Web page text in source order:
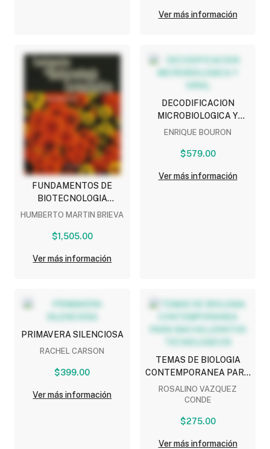
Ver más información
FUNDAMENTOS DE
BIOTECNOLOGIA
FARMACEUTICA
HUMBERTO MARTIN BRIEVA
$1,505.00
Ver más información
DECODIFICACION
MICROBIOLOGICA Y
VIRAL
ENRIQUE BOURON
$579.00
Ver más información
PRIMAVERA SILENCIOSA
RACHEL CARSON
$399.00
Ver más información
TEMAS DE BIOLOGIA
CONTEMPORANEA PARA
BACHILLERATOS
TECNOLOGICOS
ROSALINO VAZQUEZ
CONDE
$275.00
Ver más información